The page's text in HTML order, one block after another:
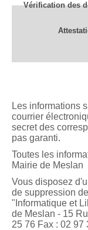
Vérification des
Les informations
courrier
secret des
pas garanti.
Toutes les
Mairie de Meslan
Vous disposez
de suppression
"Informatique et
de Meslan - 15
25 76 Fax : 02 97